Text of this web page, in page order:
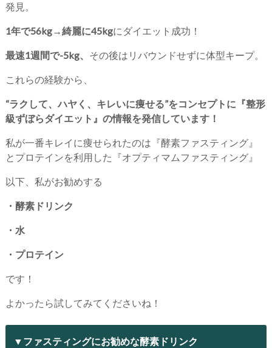
発見。
1年で56kg→綺麗に45kgにダイエット成功！
最速1週間で-5kg、 その後はリバウンドせずに体型キープ。
これらの経験から、
“ラクして、ハヤく、キレいに痩せる”をコンセプトに『整形
級ずぼらダイエット』の情報を発信しています！
私が一番キレイに痩せられたのは『酵素ファスティング』
とプロテインを利用した『オプティマムファスティング』
以下、私がお勧めする
・酵素ドリンク
・水
・プロテイン
です！
よかったら試してみてくださいね！
▼ファスティングにお勧めな酵素ドリンク